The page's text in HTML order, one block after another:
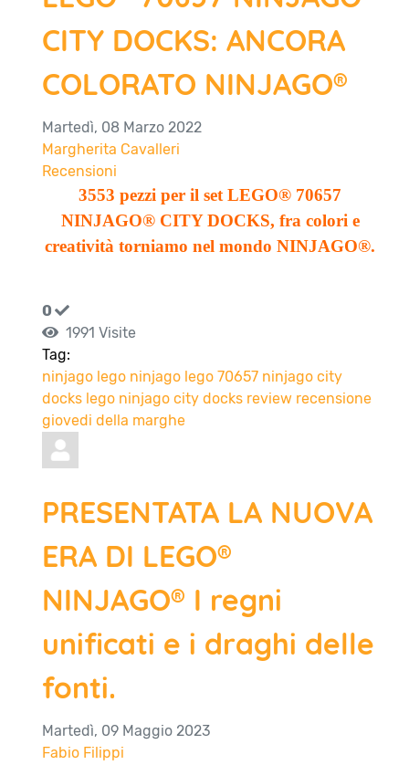
CITY DOCKS: ANCORA
COLORATO NINJAGO®
Martedì, 08 Marzo 2022
Margherita Cavalleri
Recensioni
3553 pezzi per il set LEGO® 70657
NINJAGO® CITY DOCKS, fra colori e
creatività torniamo nel mondo NINJAGO®.
0
1991 Visite
Tag:
ninjago lego ninjago lego 70657 ninjago city
docks lego ninjago city docks review recensione
giovedi della marghe
PRESENTATA LA NUOVA
ERA DI LEGO®
NINJAGO® I regni
unificati e i draghi delle
fonti.
Martedì, 09 Maggio 2023
Fabio Filippi